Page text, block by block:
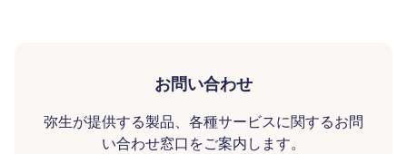
お問い合わせ
弥生が提供する製品、各種サービスに関するお問
い合わせ窓口をご案内します。